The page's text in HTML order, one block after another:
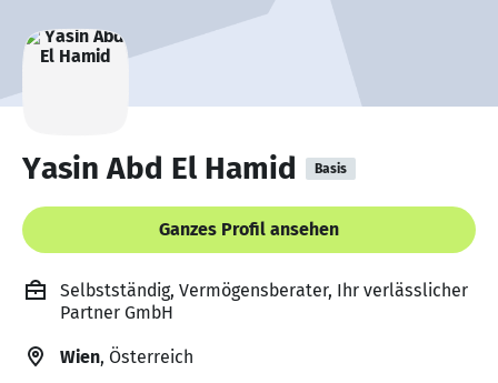
Yasin Abd El Hamid Basis
Ganzes Profil ansehen
Selbstständig, Vermögensberater, Ihr verlässlicher
Partner GmbH
Wien, Österreich